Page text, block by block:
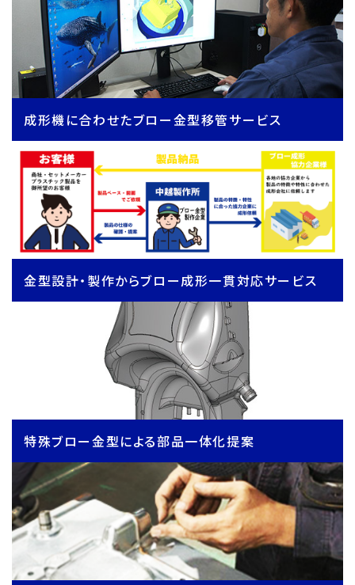
成形機に合わせたブロー金型移管サービス
金型設計・製作からブロー成形一貫対応サービス
特殊ブロー金型による部品一体化提案